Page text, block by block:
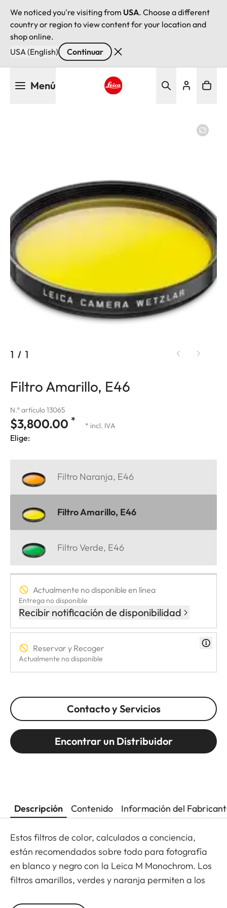
We noticed you're visiting from USA. Choose a different
country or region to view content for your location and
shop online.
USA (English)
Continuar
Menú
1 / 1
Filtro Amarillo, E46
N.º artículo 13065
$3,800.00 * * incl. IVA
Elige:
Filtro Naranja, E46
Filtro Amarillo, E46
Filtro Verde, E46
Actualmente no disponible en línea
Entrega no disponible
Recibir notificación de disponibilidad
Reservar y Recoger
Actualmente no disponible
Contacto y Servicios
Encontrar un Distribuidor
Descripción Contenido Información del
Estos filtros de color, calculados a conciencia,
están recomendados sobre todo para fotografía
en blanco y negro con la Leica M Monochrom. Los
filtros amarillos, verdes y naranja permiten a los